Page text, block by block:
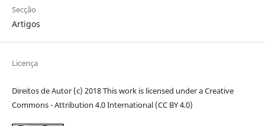
Secção
Artigos
Licença
Direitos de Autor (c) 2018 This work is licensed under a Creative
Commons - Attribution 4.0 International (CC BY 4.0)